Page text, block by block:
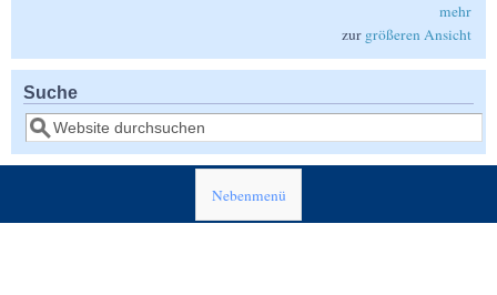
mehr
zur größeren Ansicht
Suche
Suche
Nebenmenü